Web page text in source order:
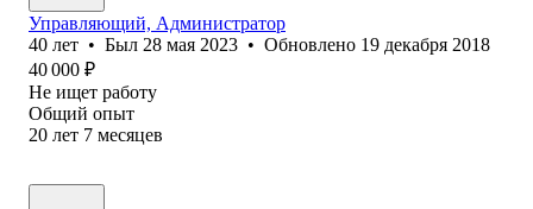
Управляющий, Администратор
40 лет • Был 28 мая 2023 • Обновлено 19 декабря 2018
40 000 ₽
Не ищет работу
Общий опыт
20 лет 7 месяцев